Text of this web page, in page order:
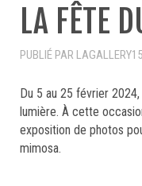
LA FÊTE
PUBLIÉ PAR
Du 5 au 25 février
lumière. À cette
exposition de photos
mimosa.